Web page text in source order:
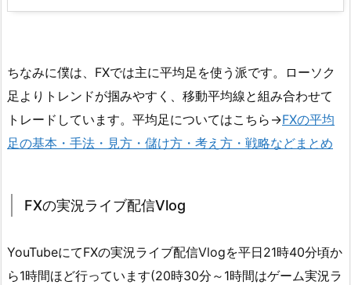
ちなみに僕は、FXでは主に平均足を使う派です。ローソク
足よりトレンドが掴みやすく、移動平均線と組み合わせて
トレードしています。平均足についてはこちら→FXの平均
足の基本・手法・見方・儲け方・考え方・戦略などまとめ
FXの実況ライブ配信Vlog
YouTubeにてFXの実況ライブ配信Vlogを平日21時40分頃か
ら1時間ほど行っています(20時30分～1時間はゲーム実況ラ